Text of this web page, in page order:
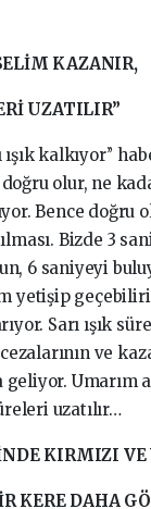
KAZANIR,
UZATILIR”
ışık kalkıyor’’
olur, ne
Bence doğru
Bizde 3
6 saniyeyi
yetişip
Sarı ışık
ve
geliyor. Umarım
uzatılır…
KIRMIZI VE
KERE DAHA